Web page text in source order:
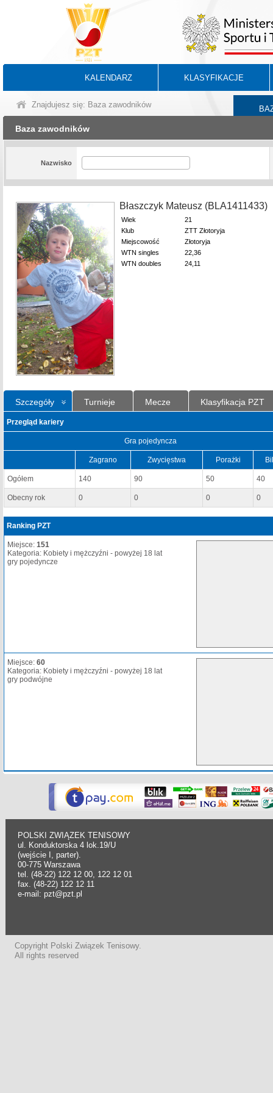
KALENDARZ KLASYFIKACJE
Znajdujesz się: Baza zawodników
Baza zawodników
Nazwisko
Błaszczyk Mateusz (BLA1411433)
Wiek
21
Klub
ZTT Złotoryja
Miejscowość
Złotoryja
WTN singles
22,36
WTN doubles
24,11
Szczegóły Turnieje Mecze Klasyfikacja PZT
Przegląd kariery
Gra pojedyncza
Zagrano Zwycięstwa Porażki
Ogółem 140 90 50 40
Obecny rok 0 0 0 0
Ranking PZT
Miejsce: 151
Kategoria: Kobiety i mężczyźni - powyżej 18 lat
gry pojedyncze
Miejsce: 60
Kategoria: Kobiety i mężczyźni - powyżej 18 lat
gry podwójne
POLSKI ZWIĄZEK TENISOWY
ul. Konduktorska 4 lok.19/U
(wejście I, parter).
00-775 Warszawa
tel. (48-22) 122 12 00, 122 12 01
fax. (48-22) 122 12 11
e-mail: pzt@pzt.pl
Copyright Polski Związek Tenisowy.
All rights reserved